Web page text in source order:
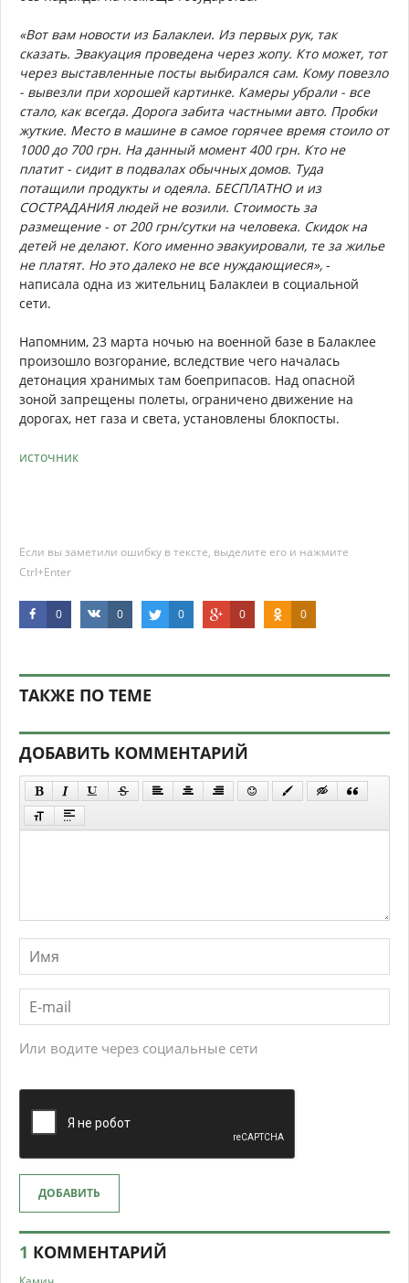
«Вот вам новости из Балаклеи. Из первых рук, так
сказать. Эвакуация проведена через жопу. Кто может, тот
через выставленные посты выбирался сам. Кому повезло
- вывезли при хорошей картинке. Камеры убрали - все
стало, как всегда. Дорога забита частными авто. Пробки
жуткие. Место в машине в самое горячее время стоило от
1000 до 700 грн. На данный момент 400 грн. Кто не
платит - сидит в подвалах обычных домов. Туда
потащили продукты и одеяла. БЕСПЛАТНО и из
СОСТРАДАНИЯ людей не возили. Стоимость за
размещение - от 200 грн/сутки на человека. Скидок на
детей не делают. Кого именно эвакуировали, те за жилье
не платят. Но это далеко не все нуждающиеся», -
написала одна из жительниц Балаклеи в социальной
сети.
Напомним, 23 марта ночью на военной базе в Балаклее
произошло возгорание, вследствие чего началась
детонация хранимых там боеприпасов. Над опасной
зоной запрещены полеты, ограничено движение на
дорогах, нет газа и света, установлены блокпосты.
источник
Если вы заметили ошибку в тексте, выделите его и нажмите
Ctrl+Enter
0 0 0 0 0
ТАКЖЕ ПО ТЕМЕ
ДОБАВИТЬ КОММЕНТАРИЙ
Или водите через социальные сети
ДОБАВИТЬ
1 КОММЕНТАРИЙ